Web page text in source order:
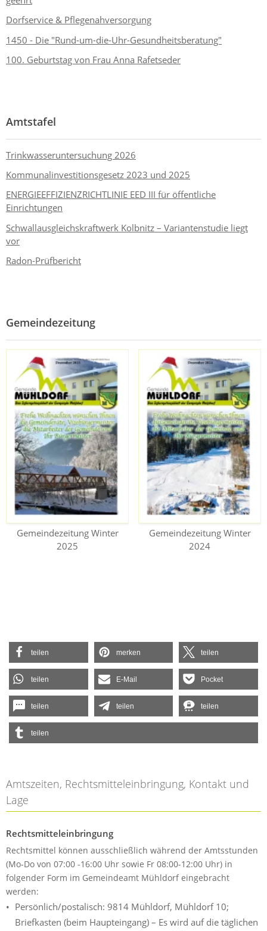
Dorfservice & Pflegenahversorgung
1450 - Die "Rund-um-die-Uhr-Gesundheitsberatung"
100. Geburtstag von Frau Anna Rafetseder
Amtstafel
Trinkwasseruntersuchung 2026
Kommunalinvestitionsgesetz 2023 und 2025
ENERGIEEFFIZIENZRICHTLINIE EED III für öffentliche
Einrichtungen
Schwallausgleichskraftwerk Kolbnitz – Variantenstudie liegt
vor
Radon-Prüfbericht
Gemeindezeitung
Gemeindezeitung Winter
2025
Gemeindezeitung Winter
2024
teilen merken teilen
teilen E-Mail Pocket
teilen teilen teilen
teilen
Amtszeiten, Rechtsmitteleinbringung, Kontakt und
Lage
Rechtsmitteleinbringung
Rechtsmittel können ausschließlich während der Amtsstunden
(Mo-Do von 07:00 -16:00 Uhr sowie Fr 08:00-12:00 Uhr) in
folgender Form im Gemeindeamt Mühldorf eingebracht
werden:
Persönlich/postalisch: 9814 Mühldorf, Mühldorf 10;
Briefkasten (beim Haupteingang) – Es wird auf die täglichen